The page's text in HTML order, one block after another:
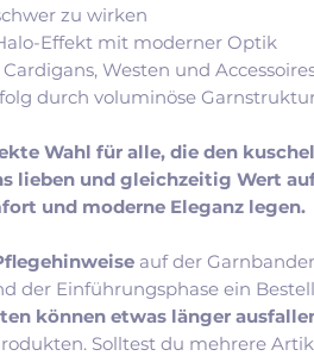
zu wirken
Effekt mit moderner Optik
Westen und
durch voluminöse
Wahl für alle, die den
lieben und gleichzeitig Wert
und moderne Eleganz legen.
auf der
der Einführungsphase ein
können etwas länger
Solltest du mehrere